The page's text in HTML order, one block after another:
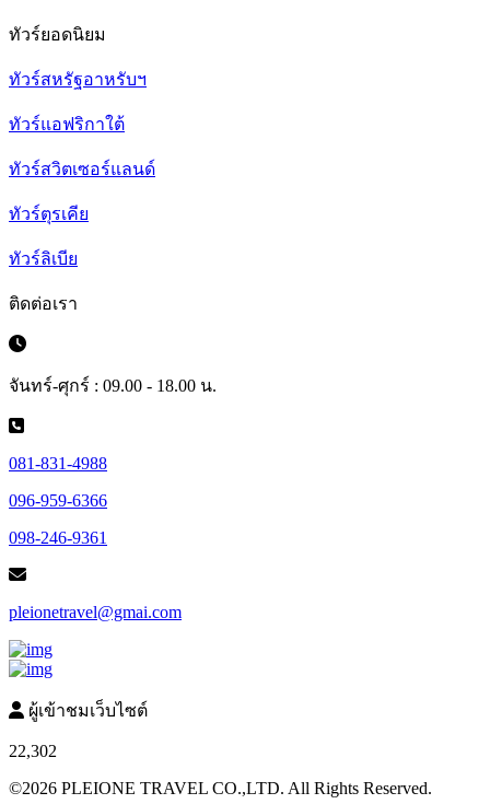
ทัวร์ยอดนิยม
ทัวร์สหรัฐอาหรับฯ
ทัวร์แอฟริกาใต้
ทัวร์สวิตเซอร์แลนด์
ทัวร์ตุรเคีย
ทัวร์ลิเบีย
ติดต่อเรา
จันทร์-ศุกร์ : 09.00 - 18.00 น.
081-831-4988
096-959-6366
098-246-9361
pleionetravel@gmai.com
ผู้เข้าชมเว็บไซต์
22,302
©2026 PLEIONE TRAVEL CO.,LTD. All Rights Reserved.